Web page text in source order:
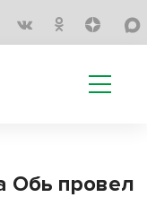
Обь провел